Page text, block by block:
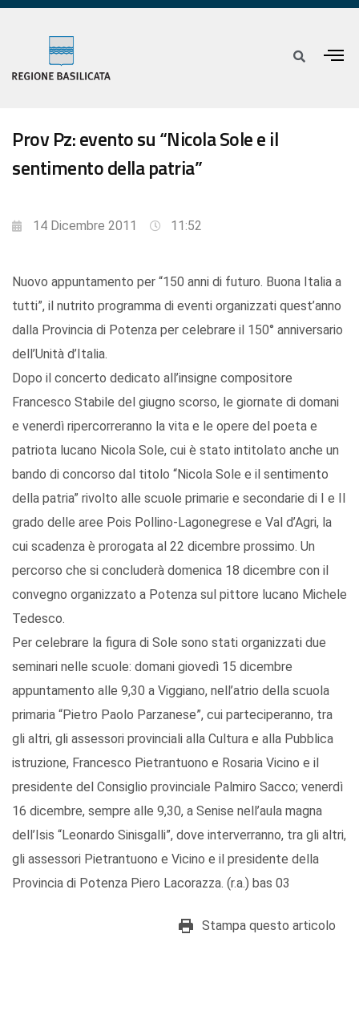
Prov Pz: evento su “Nicola Sole e il
sentimento della patria”
14 Dicembre 2011 11:52
Nuovo appuntamento per “150 anni di futuro. Buona Italia a
tutti”, il nutrito programma di eventi organizzati quest’anno
dalla Provincia di Potenza per celebrare il 150° anniversario
dell’Unità d’Italia.
Dopo il concerto dedicato all’insigne compositore
Francesco Stabile del giugno scorso, le giornate di domani
e venerdì ripercorreranno la vita e le opere del poeta e
patriota lucano Nicola Sole, cui è stato intitolato anche un
bando di concorso dal titolo “Nicola Sole e il sentimento
della patria” rivolto alle scuole primarie e secondarie di I e II
grado delle aree Pois Pollino-Lagonegrese e Val d’Agri, la
cui scadenza è prorogata al 22 dicembre prossimo. Un
percorso che si concluderà domenica 18 dicembre con il
convegno organizzato a Potenza sul pittore lucano Michele
Tedesco.
Per celebrare la figura di Sole sono stati organizzati due
seminari nelle scuole: domani giovedì 15 dicembre
appuntamento alle 9,30 a Viggiano, nell’atrio della scuola
primaria “Pietro Paolo Parzanese”, cui parteciperanno, tra
gli altri, gli assessori provinciali alla Cultura e alla Pubblica
istruzione, Francesco Pietrantuono e Rosaria Vicino e il
presidente del Consiglio provinciale Palmiro Sacco; venerdì
16 dicembre, sempre alle 9,30, a Senise nell’aula magna
dell’Isis “Leonardo Sinisgalli”, dove interverranno, tra gli altri,
gli assessori Pietrantuono e Vicino e il presidente della
Provincia di Potenza Piero Lacorazza. (r.a.) bas 03
Stampa questo articolo